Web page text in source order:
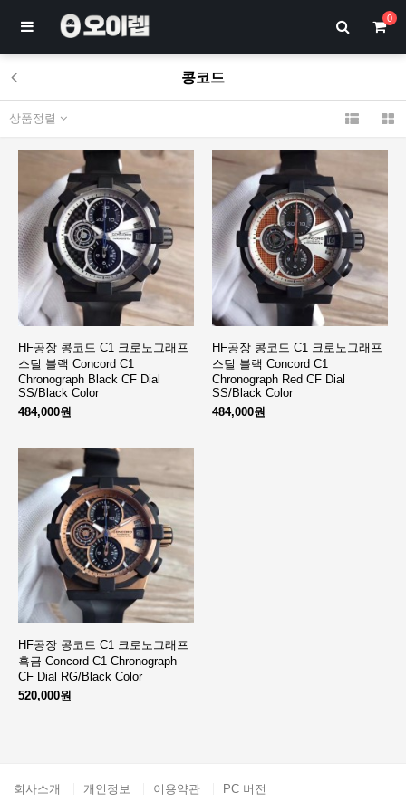
0
콩코드
상품정렬
HF공장 콩코드 C1 크로노그래프
스틸 블랙 Concord C1
Chronograph Black CF Dial
SS/Black Color
484,000원
HF공장 콩코드 C1 크로노그래프
스틸 블랙 Concord C1
Chronograph Red CF Dial
SS/Black Color
484,000원
HF공장 콩코드 C1 크로노그래프
흑금 Concord C1 Chronograph
CF Dial RG/Black Color
520,000원
회사소개 개인정보 이용약관 PC 버전